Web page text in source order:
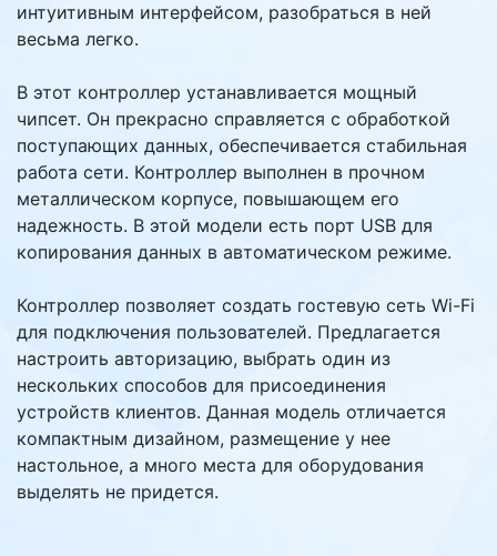
интуитивным интерфейсом, разобраться в ней
весьма легко.
В этот контроллер устанавливается мощный
чипсет. Он прекрасно справляется с обработкой
поступающих данных, обеспечивается стабильная
работа сети. Контроллер выполнен в прочном
металлическом корпусе, повышающем его
надежность. В этой модели есть порт USB для
копирования данных в автоматическом режиме.
Контроллер позволяет создать гостевую сеть Wi-Fi
для подключения пользователей. Предлагается
настроить авторизацию, выбрать один из
нескольких способов для присоединения
устройств клиентов. Данная модель отличается
компактным дизайном, размещение у нее
настольное, а много места для оборудования
выделять не придется.